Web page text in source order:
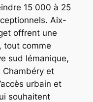
15 000 à 25
Aix-
offrent une
tout comme
sud lémanique,
et
urbain et
souhaitent